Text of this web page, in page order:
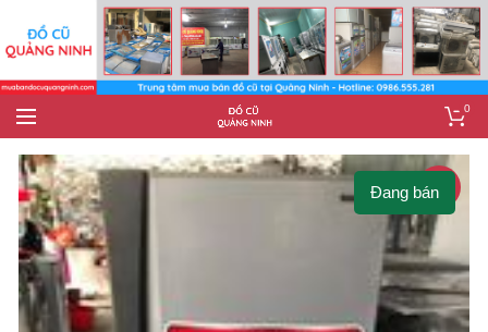
0
-12%
Đang bán